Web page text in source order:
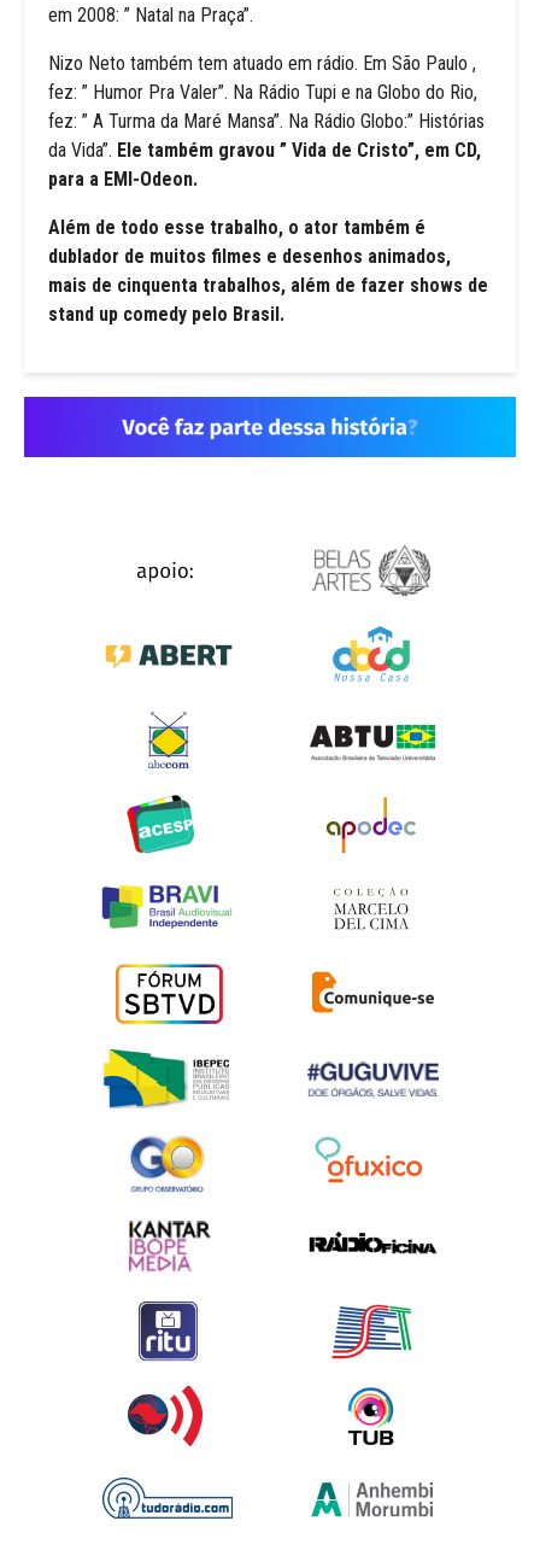
em 2008: ” Natal na Praça”.
Nizo Neto também tem atuado em rádio. Em São Paulo ,
fez: ” Humor Pra Valer”. Na Rádio Tupi e na Globo do Rio,
fez: ” A Turma da Maré Mansa”. Na Rádio Globo:” Histórias
da Vida”. Ele também gravou ” Vida de Cristo”, em CD,
para a EMI-Odeon.
Além de todo esse trabalho, o ator também é
dublador de muitos filmes e desenhos animados,
mais de cinquenta trabalhos, além de fazer shows de
stand up comedy pelo Brasil.